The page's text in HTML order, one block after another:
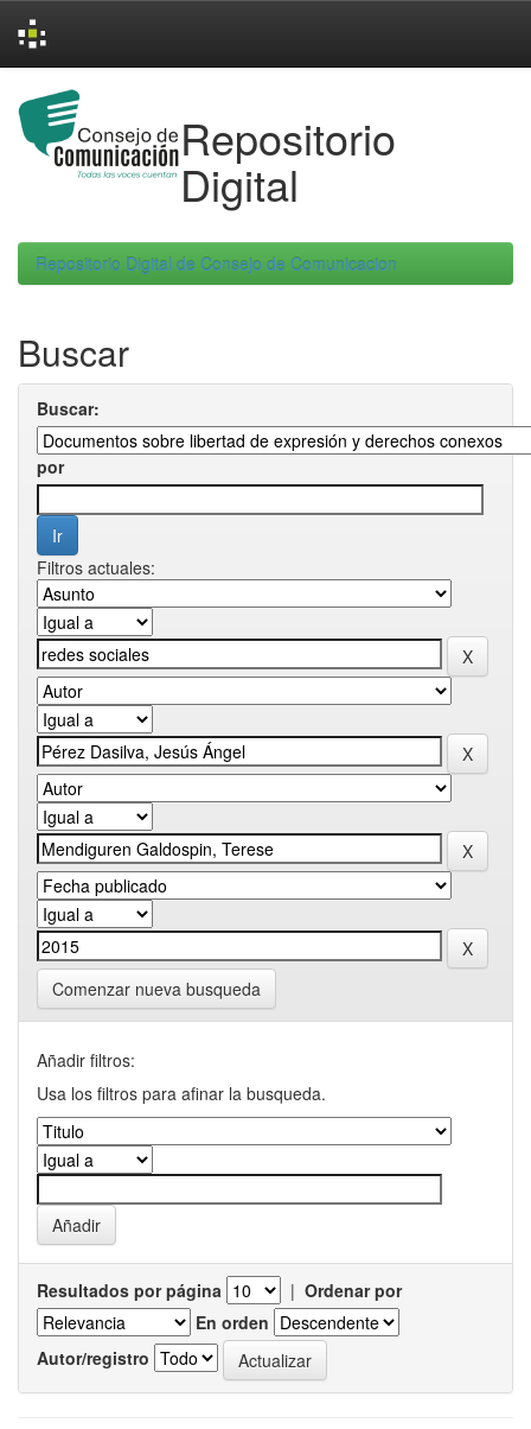
navigation
Repositorio
Digital
Repositorio Digital de Consejo de Comunicacion
Buscar
Buscar:
por
Filtros actuales:
Comenzar nueva busqueda
Añadir filtros:
Usa los filtros para afinar la busqueda.
Resultados por página | Ordenar por
En orden
Autor/registro